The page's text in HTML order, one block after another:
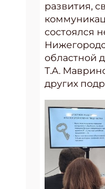
развития,
состоялся
областной
Т.А.
других